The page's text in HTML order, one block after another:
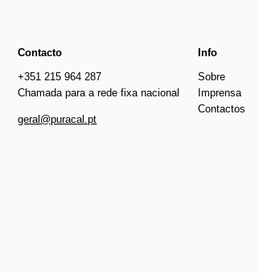
Contacto
+351 215 964 287
Chamada para a rede fixa nacional
geral@puracal.pt
Info
Sobre
Imprensa
Contactos